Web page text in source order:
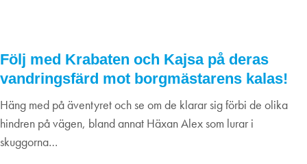
Följ med Krabaten och Kajsa på deras
vandringsfärd mot borgmästarens kalas!
Häng med på äventyret och se om de klarar sig förbi de olika
hindren på vägen, bland annat Häxan Alex som lurar i
skuggorna…